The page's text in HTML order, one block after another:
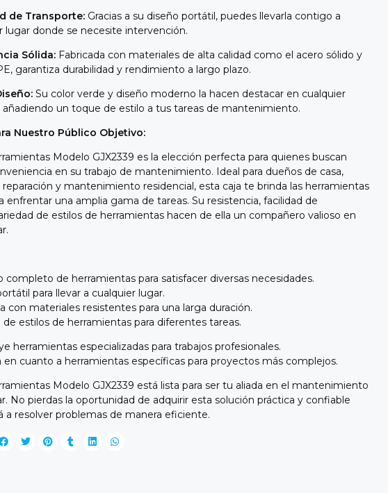
de Transporte: Gracias a su diseño portátil, puedes llevarla contigo a
lugar donde se necesite intervención.
Sólida: Fabricada con materiales de alta calidad como el acero sólido y
garantiza durabilidad y rendimiento a largo plazo.
Su color verde y diseño moderno la hacen destacar en cualquier
añadiendo un toque de estilo a tus tareas de mantenimiento.
Nuestro Público Objetivo:
Modelo GJX2339 es la elección perfecta para quienes buscan
en su trabajo de mantenimiento. Ideal para dueños de casa,
y mantenimiento residencial, esta caja te brinda las herramientas
enfrentar una amplia gama de tareas. Su resistencia, facilidad de
de estilos de herramientas hacen de ella un compañero valioso en
completo de herramientas para satisfacer diversas necesidades.
para llevar a cualquier lugar.
con materiales resistentes para una larga duración.
de estilos de herramientas para diferentes tareas.
herramientas especializadas para trabajos profesionales.
en cuanto a herramientas específicas para proyectos más complejos.
Modelo GJX2339 está lista para ser tu aliada en el mantenimiento
No pierdas la oportunidad de adquirir esta solución práctica y confiable
a resolver problemas de manera eficiente.